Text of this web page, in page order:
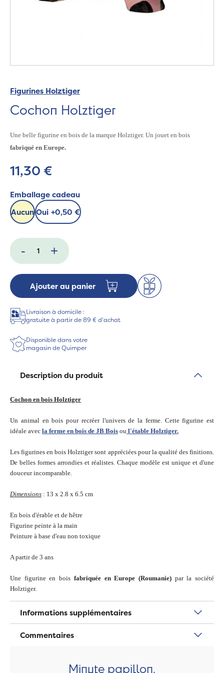
Figurines Holztiger
Cochon Holztiger
Une belle figurine en bois de la marque Holztiger. Un jouet en bois
fabriqué en Europe.
11,30 €
Emballage cadeau
AucunOui +0,50 €
- +
Ajouter au panier
Livraison à domicile :
gratuite à partir de 89 € d'achat
Disponible dans votre
magasin de Quimper
Description du produit
Cochon en bois Holztiger
Un animal en bois pour recréer l'univers de la ferme. Cette figurine est
idéale avec la ferme en bois de JB Bois ou l'étable Holztiger.
Les figurines en bois Holztiger sont appréciées pour la qualité des finitions.
De belles formes arrondies et réalistes. Chaque modèle est unique et d'une
douceur incomparable.
Dimensions : 13 x 2.8 x 6.5 cm
En bois d'érable et de hêtre
Figurine peinte à la main
Peinture à base d'eau non toxique
A partir de 3 ans
Une figurine en bois fabriquée en Europe (Roumanie)par la société
Holztiger.
Informations supplémentaires
Commentaires
Minute papillon,